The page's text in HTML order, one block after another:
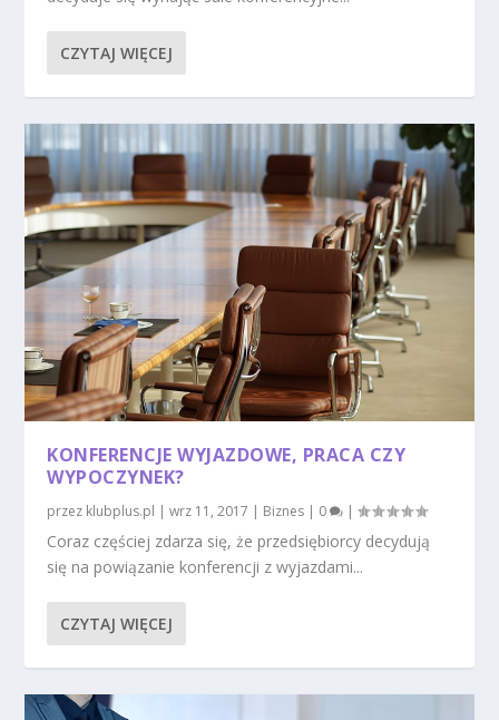
CZYTAJ WIĘCEJ
KONFERENCJE WYJAZDOWE, PRACA CZY
WYPOCZYNEK?
przez klubplus.pl |wrz 11, 2017 | Biznes | 0 |
Coraz częściej zdarza się, że przedsiębiorcy decydują
się na powiązanie konferencji z wyjazdami...
CZYTAJ WIĘCEJ